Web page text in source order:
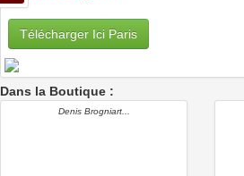
Télécharger Ici Paris
Dans la Boutique :
Denis Brogniart...